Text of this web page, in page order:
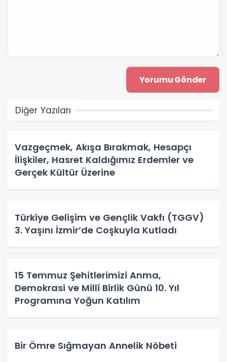
Diğer Yazıları
Vazgeçmek, Akışa Bırakmak, Hesapçı
İlişkiler, Hasret Kaldığımız Erdemler ve
Gerçek Kültür Üzerine
Türkiye Gelişim ve Gençlik Vakfı (TGGV)
3. Yaşını İzmir’de Coşkuyla Kutladı
15 Temmuz Şehitlerimizi Anma,
Demokrasi ve Millî Birlik Günü 10. Yıl
Programına Yoğun Katılım
Bir Ömre Sığmayan Annelik Nöbeti